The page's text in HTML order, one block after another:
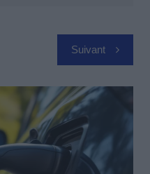
Suivant